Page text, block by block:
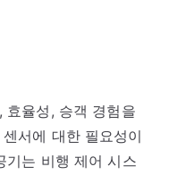
효율성, 승객 경험을
서에 대한 필요성이
기는 비행 제어 시스